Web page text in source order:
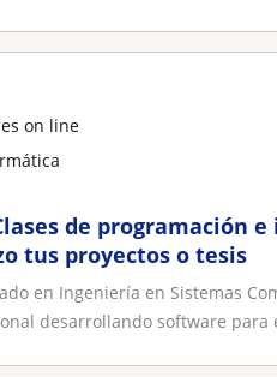
on line
de programación
tus proyectos o tesis
en Ingeniería en Sistemas
desarrollando software para